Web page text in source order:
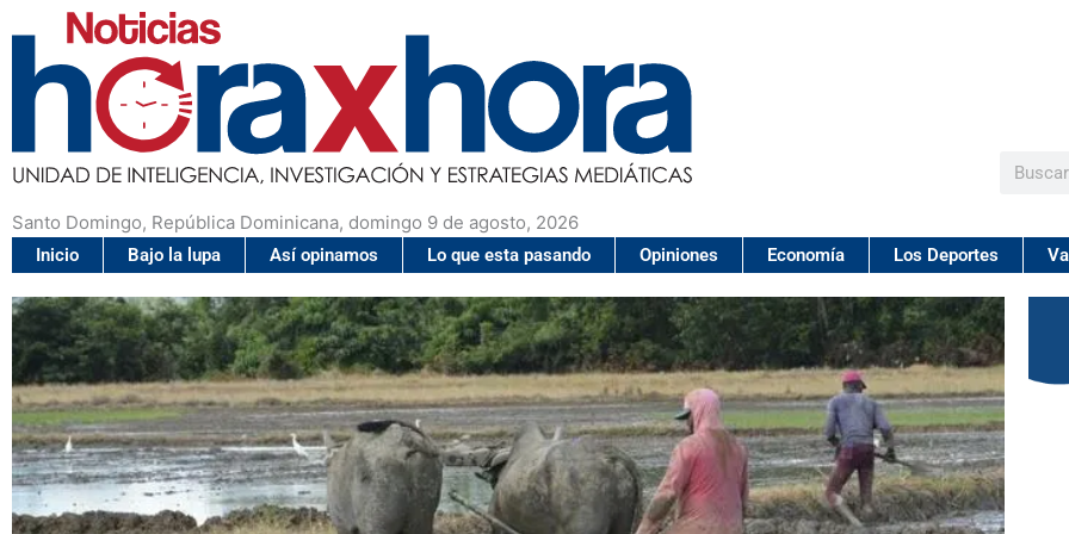
Santo Domingo, República Dominicana, domingo 9 de agosto, 2026
Buscar
Inicio Bajo la lupa Así opinamos Lo que esta pasando Opiniones Economía Los Deportes